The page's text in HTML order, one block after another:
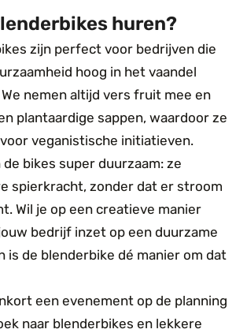
huren?
zijn perfect voor bedrijven die
hoog in het vaandel
nemen altijd vers fruit mee en
plantaardige sappen, waardoor ze
veganistische initiatieven.
bikes super duurzaam: ze
spierkracht, zonder dat er stroom
Wil je op een creatieve manier
bedrijf inzet op een duurzame
is de blenderbike dé manier om dat
een evenement op de planning
naar blenderbikes en lekkere